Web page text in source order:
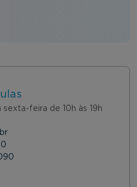
sexta-feira de 10h às 19h